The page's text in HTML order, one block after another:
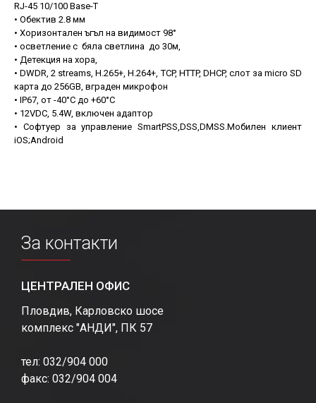
RJ-45 10/100 Base-T
• Обектив 2.8 мм
• Хоризонтален ъгъл на видимост 98°
• осветление с бяла светлина до 30м,
• Детекция на хора,
• DWDR, 2 streams, H.265+, H.264+, TCP, HTTP, DHCP, слот за micro SD
карта до 256GB, вграден микрофон
• IP67, oт -40°С до +60°С
• 12VDC, 5.4W, включен адаптор
• Софтуер за управление SmartPSS,DSS,DMSS.Мобилен клиент
iOS;Android
За контакти
ЦЕНТРАЛЕН ОФИС
Пловдив, Карловско шосе
комплекс "АНДИ", ПК 57
тел: 032/904 000
факс: 032/904 004